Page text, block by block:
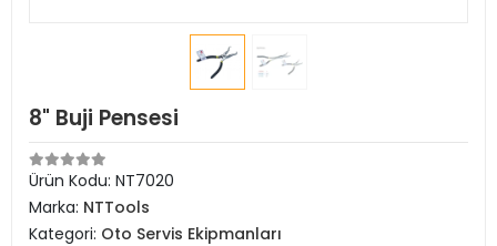
8" Buji Pensesi
Ürün Kodu: NT7020
Marka: NTTools
Kategori: Oto Servis Ekipmanları